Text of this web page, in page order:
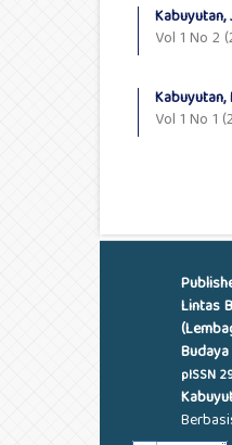
Kabuyutan,
Vol 1 No 2
Vol 1 No 1
Lintas
pISSN